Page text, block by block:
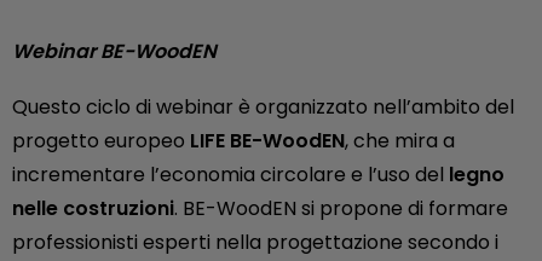
Webinar BE-WoodEN
Questo ciclo di webinar è organizzato nell’ambito del
progetto europeo LIFE BE-WoodEN, che mira a
incrementare l’economia circolare e l’uso del legno
nelle costruzioni. BE-WoodEN si propone di formare
professionisti esperti nella progettazione secondo i